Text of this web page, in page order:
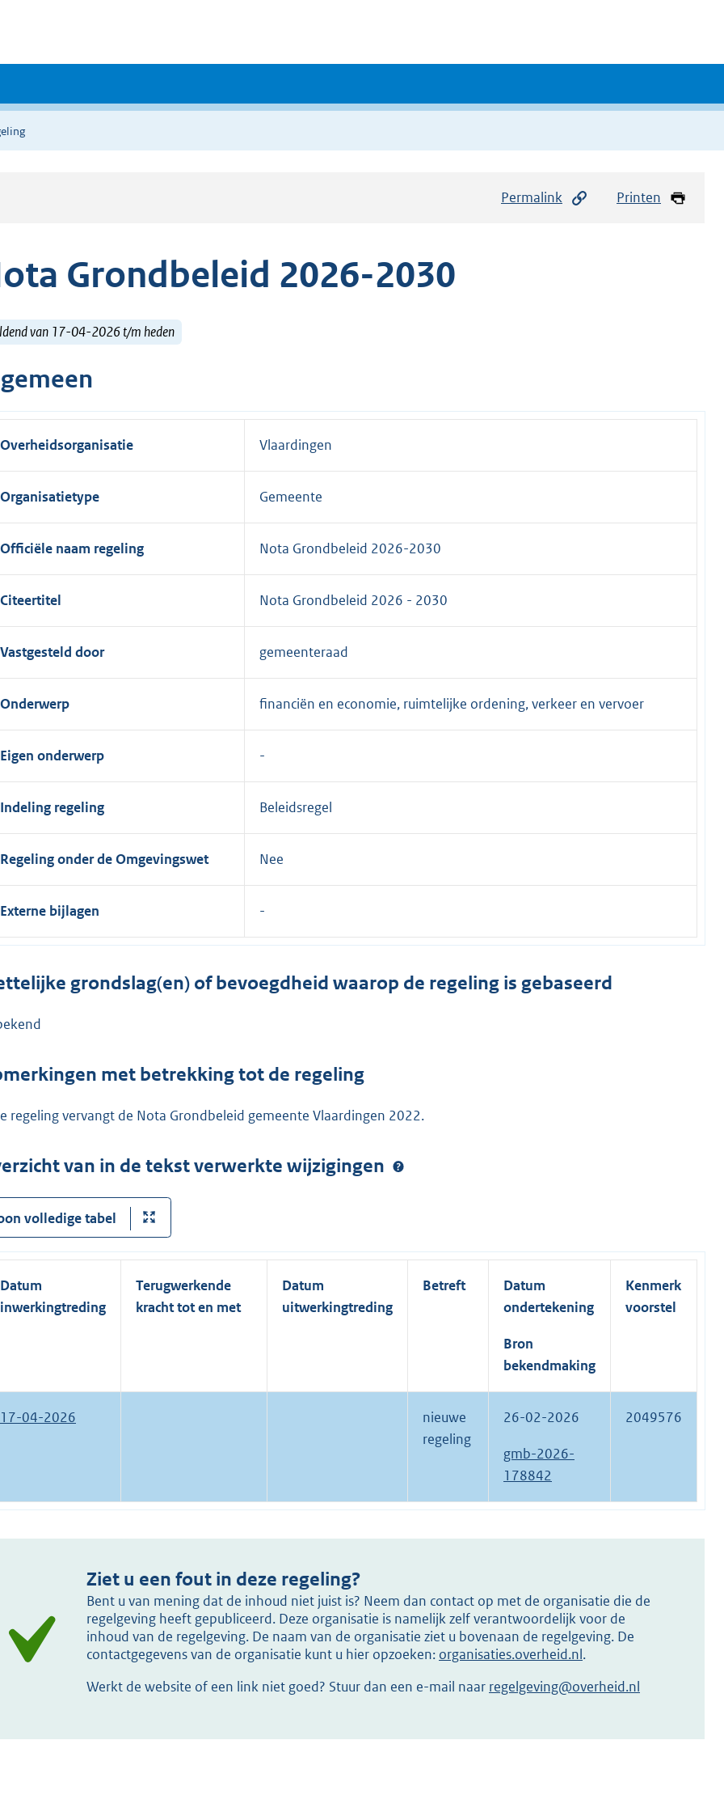
Permalink Printen
Grondbeleid 2026-2030
van 17-04-2026 t/m heden
Overheidsorganisatie Vlaardingen
Organisatietype Gemeente
Officiële naam regeling Nota Grondbeleid 2026-2030
Citeertitel Nota Grondbeleid 2026 - 2030
Vastgesteld door gemeenteraad
Onderwerp financiën en economie, ruimtelijke ordening, verkeer en vervoer
Eigen onderwerp
Indeling regeling Beleidsregel
Regeling onder de Omgevingswet Nee
Externe bijlagen
grondslag(en) of bevoegdheid waarop de regeling is gebaseerd
met betrekking tot de regeling
regeling vervangt de Nota Grondbeleid gemeente Vlaardingen 2022.
van in de tekst verwerkte wijzigingen
volledige tabel
Datum
inwerkingtreding
Terugwerkende
kracht tot en met
Datum
uitwerkingtreding
Betreft
Datum
ondertekening
Bron
bekendmaking
Kenmerk
voorstel
17-04-2026
nieuwe
regeling
26-02-2026
gmb-2026-
178842
2049576
Ziet u een fout in deze regeling?
Bent u van mening dat de inhoud niet juist is? Neem dan contact op met de organisatie die de
regelgeving heeft gepubliceerd. Deze organisatie is namelijk zelf verantwoordelijk voor de
inhoud van de regelgeving. De naam van de organisatie ziet u bovenaan de regelgeving. De
contactgegevens van de organisatie kunt u hier opzoeken: organisaties.overheid.nl.
Werkt de website of een link niet goed? Stuur dan een e-mail naar regelgeving@overheid.nl